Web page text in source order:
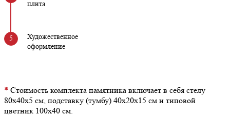
плита
Художественное
оформление
* Стоимость комплекта памятника включает в себя стелу
80х40х5 см, подставку (тумбу) 40х20х15 см и типовой
цветник 100х40 см.